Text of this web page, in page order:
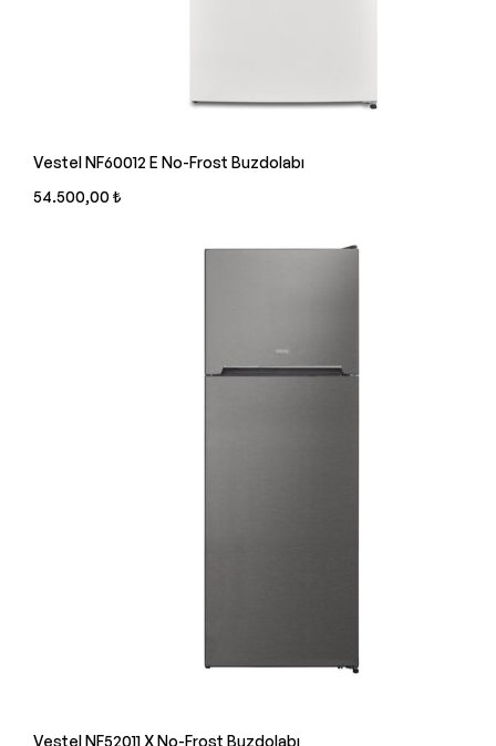
Vestel NF60012 E No-Frost Buzdolabı
54.500,00 ₺
Vestel NF52011 X No-Frost Buzdolabı